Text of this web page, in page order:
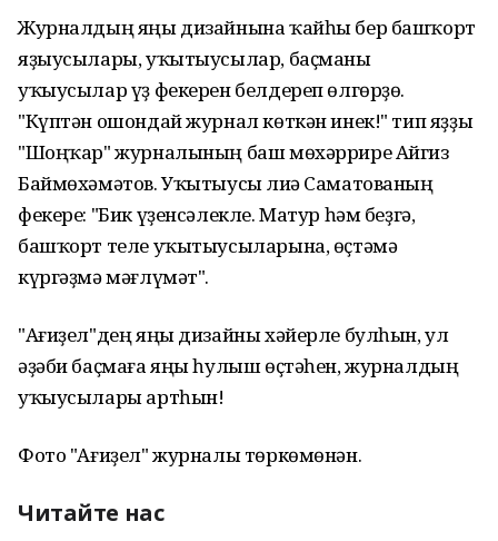
Журналдың яңы дизайнына ҡайһы бер башҡорт
яҙыусылары, уҡытыусылар, баҫманы
уҡыусылар үҙ фекерен белдереп өлгөрҙө.
"Күптән ошондай журнал көткән инек!" тип яҙҙы
"Шоңҡар" журналының баш мөхәррире Айгиз
Баймөхәмәтов. Уҡытыусы Әлиә Саматованың
фекере: "Бик үҙенсәлекле. Матур һәм беҙгә,
башҡорт теле уҡытыусыларына, өҫтәмә
күргәҙмә мәғлүмәт".
"Ағиҙел"дең яңы дизайны хәйерле булһын, ул
әҙәби баҫмаға яңы һулыш өҫтәһен, журналдың
уҡыусылары артһын!
Фото "Ағиҙел" журналы төркөмөнән.
Читайте нас